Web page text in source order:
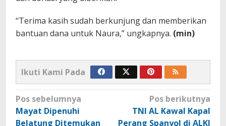
“Terima kasih sudah berkunjung dan memberikan
bantuan dana untuk Naura,” ungkapnya. (min)
Ikuti Kami Pada
Navigasi
pos
Pos sebelumnya
Mayat Dipenuhi
Belatung Ditemukan
Pos berikutnya
TNI AL Kawal Kapal
Perang Spanyol di ALKI